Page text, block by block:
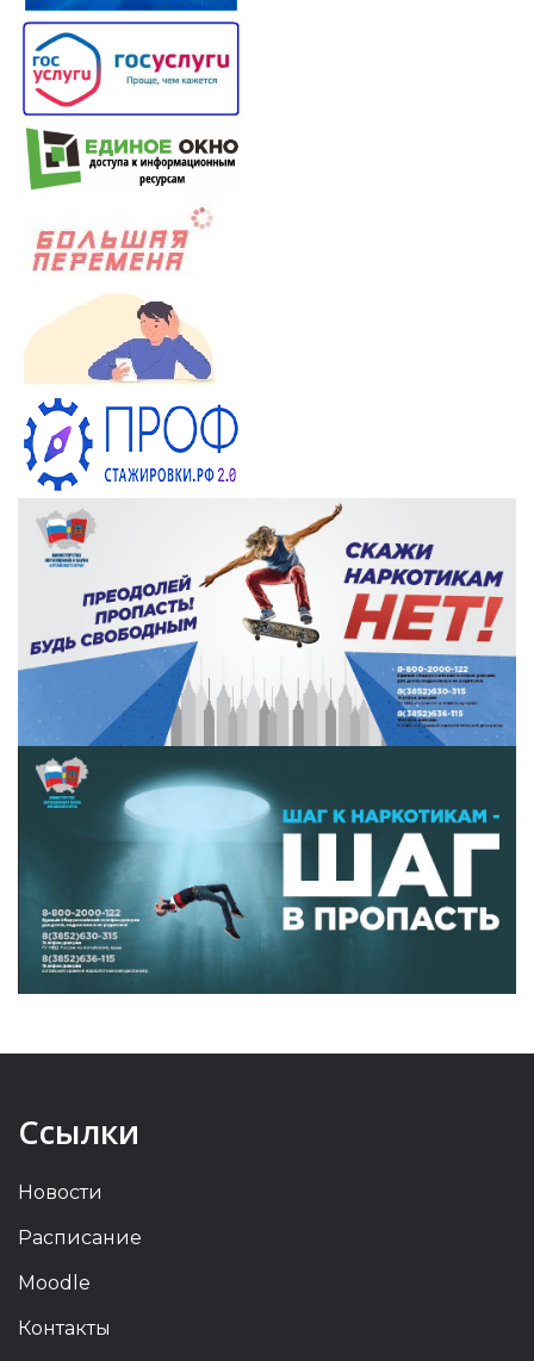
Ссылки
Новости
Расписание
Moodle
Контакты